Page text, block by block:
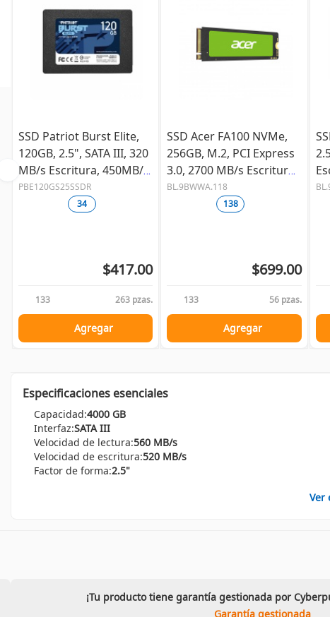
SSD Patriot Burst Elite,
120GB, 2.5", SATA III, 320
MB/s Escritura, 450MB/s
Lectura
PBE120GS25SSDR
34
$417.00
133 263 pzas.
Agregar
SSD Acer FA100 NVMe,
256GB, M.2, PCI Express
3.0, 2700 MB/s Escritura,
3300 MB/s Lectura
BL.9BWWA.118
138
$699.00
133 56 pzas.
Agregar
Especificaciones esenciales
Capacidad:4000 GB
Interfaz:SATA III
Velocidad de lectura:560 MB/s
Velocidad de escritura:520 MB/s
Factor de forma:2.5"
Ver
¡Tu producto tiene garantía gestionada por
Garantía gestionada